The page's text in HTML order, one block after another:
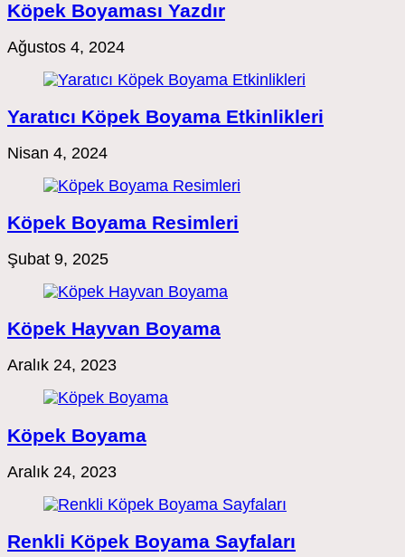
Köpek Boyaması Yazdır
Ağustos 4, 2024
Yaratıcı Köpek Boyama Etkinlikleri
Nisan 4, 2024
Köpek Boyama Resimleri
Şubat 9, 2025
Köpek Hayvan Boyama
Aralık 24, 2023
Köpek Boyama
Aralık 24, 2023
Renkli Köpek Boyama Sayfaları